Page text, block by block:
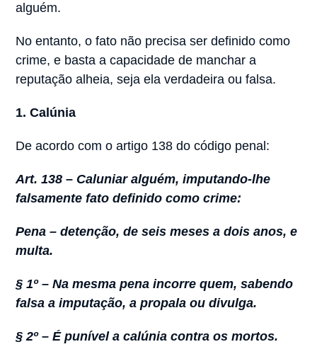
alguém.
No entanto, o fato não precisa ser definido como
crime, e basta a capacidade de manchar a
reputação alheia, seja ela verdadeira ou falsa.
1. Calúnia
De acordo com o artigo 138 do código penal:
Art. 138 – Caluniar alguém, imputando-lhe
falsamente fato definido como crime:
Pena – detenção, de seis meses a dois anos, e
multa.
§ 1º – Na mesma pena incorre quem, sabendo
falsa a imputação, a propala ou divulga.
§ 2º – É punível a calúnia contra os mortos.